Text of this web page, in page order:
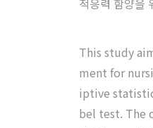
적응력 함양을
This study
ment for
iptive
bel test. The